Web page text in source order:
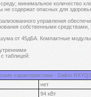
минимальное количество
не содержат опасных для
управления
собственными
от 45дБА. Компактные
таблицей:
характеристики - Daikin
нет
94 кВт